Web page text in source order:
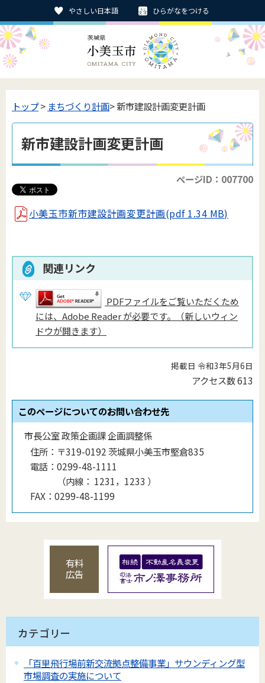
やさしい日本語 ひらがなをつける
トップ> まちづくり計画> 新市建設計画変更計画
新市建設計画変更計画
ページID：007700
小美玉市新市建設計画変更計画(pdf 1.34 MB)
関連リンク
PDFファイルをご覧いただくため
には、Adobe Reader が必要です。（新しいウィン
ドウが開きます）
掲載日 令和3年5月6日
アクセス数613
このページについてのお問い合わせ先
市長公室 政策企画課 企画調整係
住所： 〒319-0192 茨城県小美玉市堅倉835
電話： 0299-48-1111
（内線 ： 1231，1233 ）
FAX： 0299-48-1199
有料
広告
カテゴリー
「百里飛行場前新交流拠点整備事業」サウンディング型
市場調査の実施について